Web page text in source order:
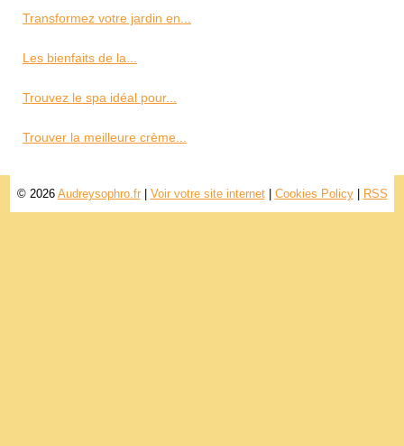
Transformez votre jardin en...
Les bienfaits de la...
Trouvez le spa idéal pour...
Trouver la meilleure crème...
© 2026 Audreysophro.fr| Voir votre site internet| Cookies Policy| RSS